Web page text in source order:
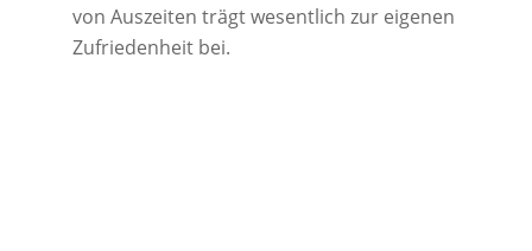
von Auszeiten trägt wesentlich zur eigenen
Zufriedenheit bei.